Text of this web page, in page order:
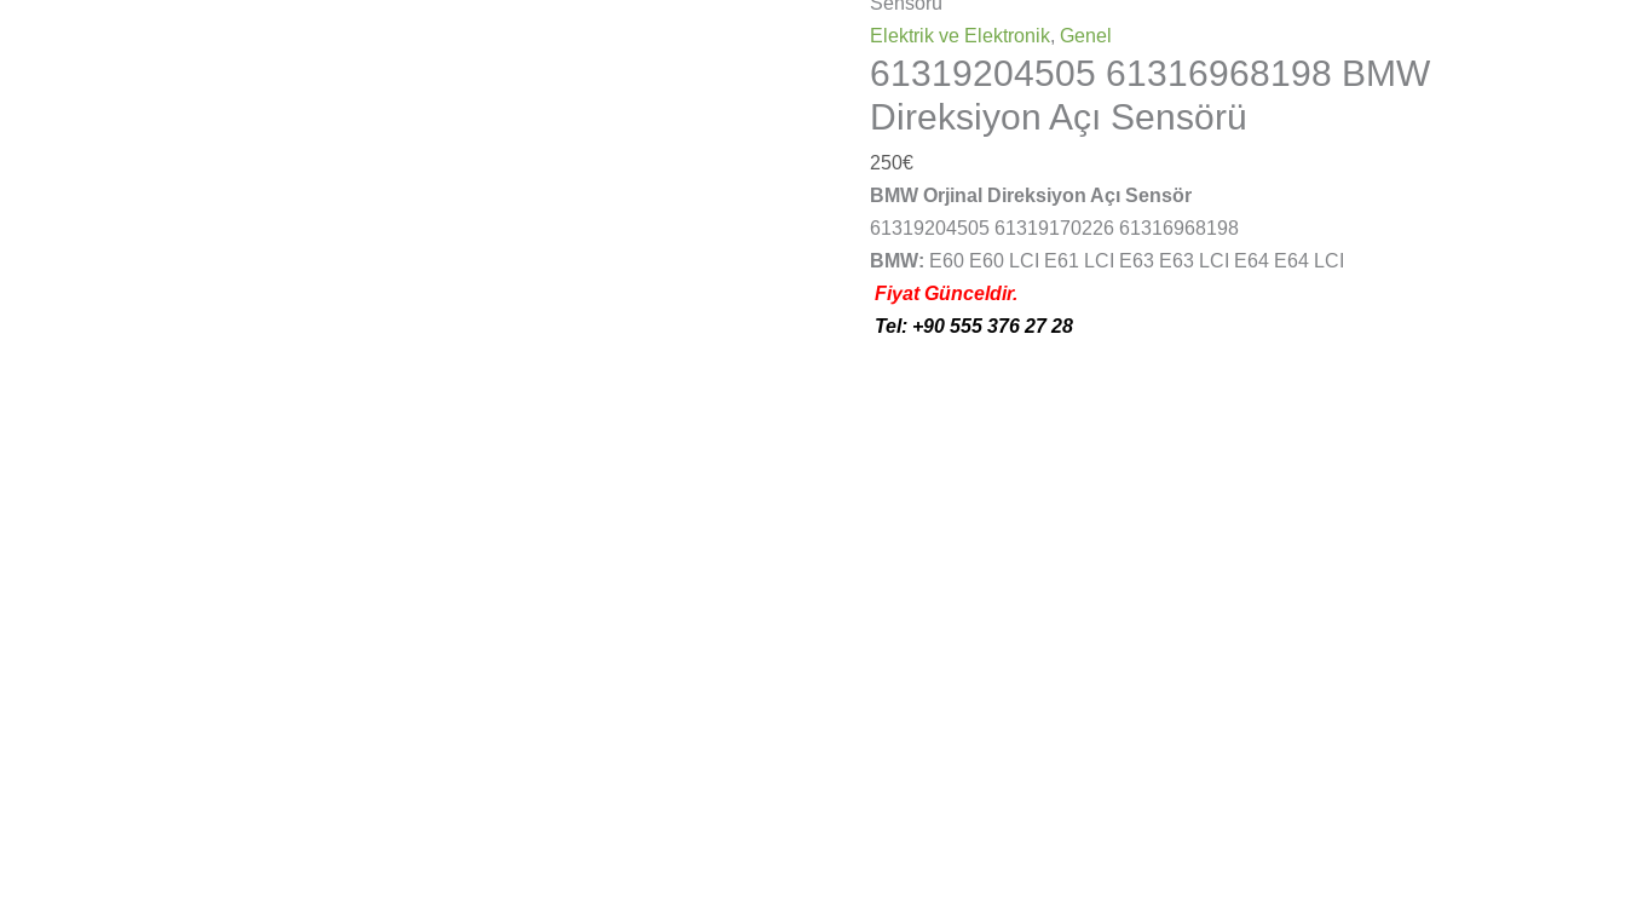
Elektrik ve Elektronik,Genel
61319204505 61316968198 BMW
Direksiyon Açı Sensörü
250€
BMW Orjinal Direksiyon Açı Sensör
61319204505 61319170226 61316968198
BMW: E60 E60 LCI E61 LCI E63 E63 LCI E64 E64 LCI
Fiyat Günceldir.
Tel: +90 555 376 27 28